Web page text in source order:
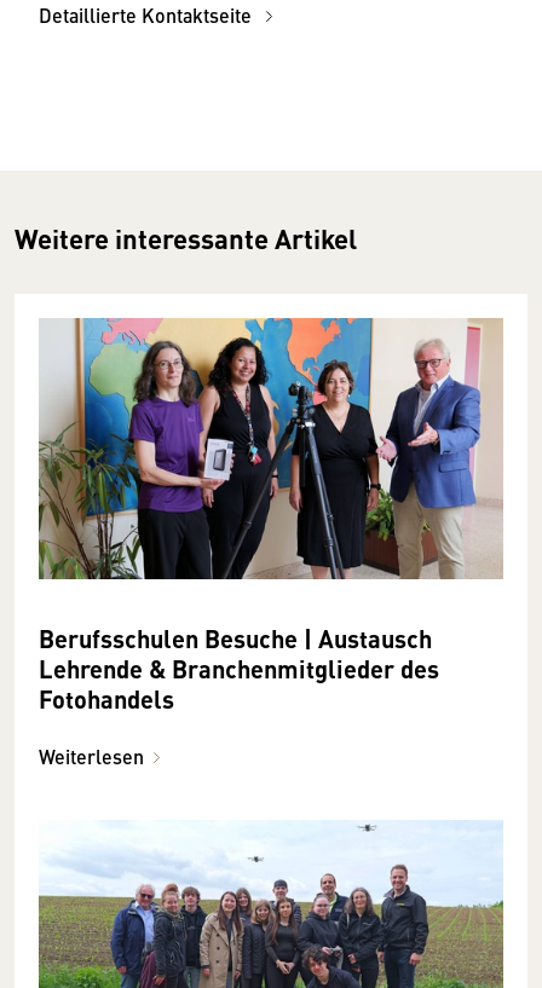
Detaillierte Kontaktseite
Weitere interessante Artikel
Berufsschulen Besuche | Austausch
Lehrende & Branchen­mitglieder des
Foto­handels
Weiterlesen